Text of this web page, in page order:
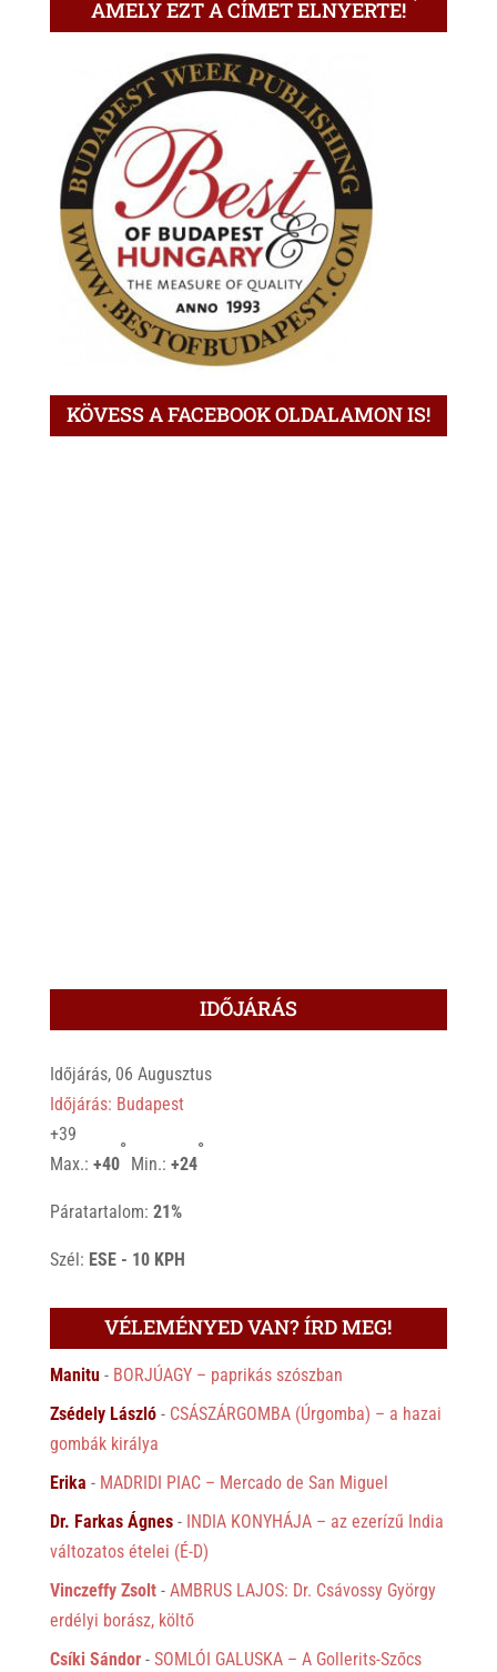
AMELY EZT A CÍMET ELNYERTE!
KÖVESS A FACEBOOK OLDALAMON IS!
IDŐJÁRÁS
Időjárás, 06 Augusztus
Időjárás: Budapest
+39
Max.: +40
°
Min.: +24
°
Páratartalom: 21%
Szél: ESE - 10 KPH
VÉLEMÉNYED VAN? ÍRD MEG!
Manitu- BORJÚAGY – paprikás szószban
Zsédely László- CSÁSZÁRGOMBA (Úrgomba) – a hazai
gombák királya
Erika - MADRIDI PIAC – Mercado de San Miguel
Dr. Farkas Ágnes- INDIA KONYHÁJA – az ezerízű India
változatos ételei (É-D)
Vinczeffy Zsolt- AMBRUS LAJOS: Dr. Csávossy György
erdélyi borász, költő
Csíki Sándor- SOMLÓI GALUSKA – A Gollerits-Szőcs